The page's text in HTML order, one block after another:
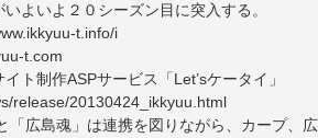
よいよ２０シーズン目に突入する。
t.info/i
t.com
ト制作ASPサービス「Let’sケータイ」
release/20130424_ikkyuu.html
「広島魂」は連携を図りながら、カープ、